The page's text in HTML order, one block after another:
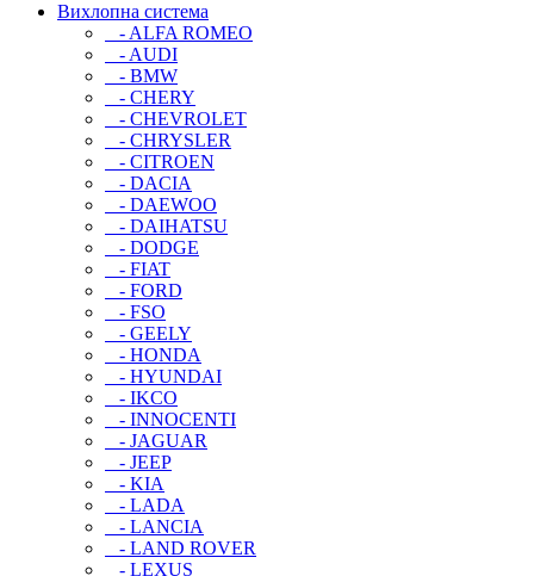
Вихлопна система
- ALFA ROMEO
- AUDI
- BMW
- CHERY
- CHEVROLET
- CHRYSLER
- CITROEN
- DACIA
- DAEWOO
- DAIHATSU
- DODGE
- FIAT
- FORD
- FSO
- GEELY
- HONDA
- HYUNDAI
- IKCO
- INNOCENTI
- JAGUAR
- JEEP
- KIA
- LADA
- LANCIA
- LAND ROVER
- LEXUS